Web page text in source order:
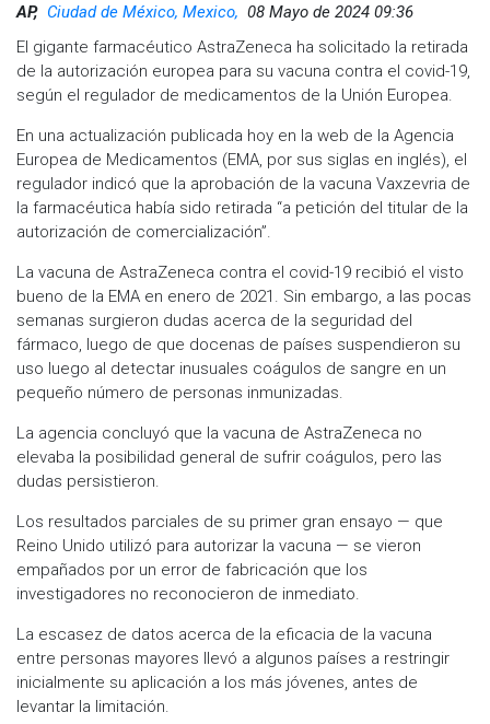
AP, Ciudad de México, Mexico, 08 Mayo de 2024 09:36
El gigante farmacéutico AstraZeneca ha solicitado la retirada
de la autorización europea para su vacuna contra el covid-19,
según el regulador de medicamentos de la Unión Europea.
En una actualización publicada hoy en la web de la Agencia
Europea de Medicamentos (EMA, por sus siglas en inglés), el
regulador indicó que la aprobación de la vacuna Vaxzevria de
la farmacéutica había sido retirada “a petición del titular de la
autorización de comercialización”.
La vacuna de AstraZeneca contra el covid-19 recibió el visto
bueno de la EMA en enero de 2021. Sin embargo, a las pocas
semanas surgieron dudas acerca de la seguridad del
fármaco, luego de que docenas de países suspendieron su
uso luego al detectar inusuales coágulos de sangre en un
pequeño número de personas inmunizadas.
La agencia concluyó que la vacuna de AstraZeneca no
elevaba la posibilidad general de sufrir coágulos, pero las
dudas persistieron.
Los resultados parciales de su primer gran ensayo — que
Reino Unido utilizó para autorizar la vacuna — se vieron
empañados por un error de fabricación que los
investigadores no reconocieron de inmediato.
La escasez de datos acerca de la eficacia de la vacuna
entre personas mayores llevó a algunos países a restringir
inicialmente su aplicación a los más jóvenes, antes de
levantar la limitación.